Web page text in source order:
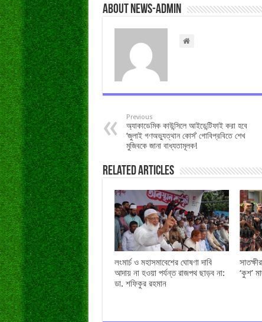
About news-admin
Previous
অ্যাকাডেমিক কাউন্সিলে আইডেন্টিফাই করা হবে
‘জুলাই গণঅভ্যুত্থান কোর্স’ গোবিপ্রবিতে শেখ
মুজিবকে জানা বাধ্যতামূলক!
Related Articles
লংমার্চ ও মহাসমাবেশের ঘোষণা দাবি
আদায় না হওয়া পর্যন্ত রাজপথ ছাড়ব না:
ডা. শফিকুর রহমান
‘কুশ’